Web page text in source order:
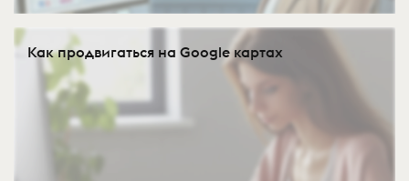
Как продвигаться на Google картах